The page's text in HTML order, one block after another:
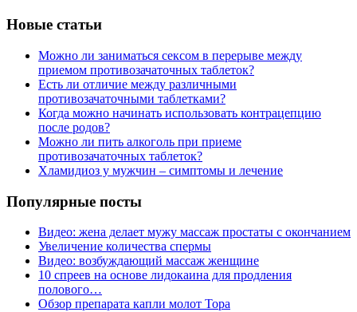
Новые статьи
Можно ли заниматься сексом в перерыве между
приемом противозачаточных таблеток?
Есть ли отличие между различными
противозачаточными таблетками?
Когда можно начинать использовать контрацепцию
после родов?
Можно ли пить алкоголь при приеме
противозачаточных таблеток?
Хламидиоз у мужчин – симптомы и лечение
Популярные посты
Видео: жена делает мужу массаж простаты с окончанием
Увеличение количества спермы
Видео: возбуждающий массаж женщине
10 спреев на основе лидокаина для продления
полового…
Обзор препарата капли молот Тора